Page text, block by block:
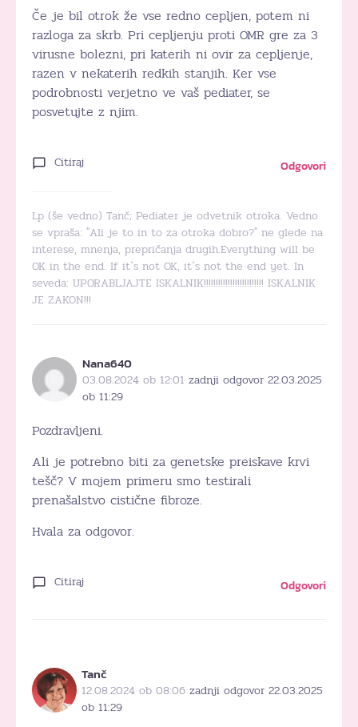
Če je bil otrok že vse redno cepljen, potem ni
razloga za skrb. Pri cepljenju proti OMR gre za 3
virusne bolezni, pri katerih ni ovir za cepljenje,
razen v nekaterih redkih stanjih. Ker vse
podrobnosti verjetno ve vaš pediater, se
posvetujte z njim.
Citiraj Odgovori
Lp (še vedno) Tanč; Pediater je odvetnik otroka. Vedno
se vpraša: "Ali je to in to za otroka dobro?" ne glede na
interese, mnenja, prepričanja drugih.Everything will be
OK in the end. If it`s not OK, it´s not the end yet. In
seveda: UPORABLJAJTE ISKALNIK!!!!!!!!!!!!!!!!!!!!!!!!! ISKALNIK
JE ZAKON!!!
Nana640
03.08.2024 ob 12:01 zadnji odgovor 22.03.2025
ob 11:29
Pozdravljeni.
Ali je potrebno biti za genetske preiskave krvi
tešč? V mojem primeru smo testirali
prenašalstvo cistične fibroze.
Hvala za odgovor.
Citiraj Odgovori
Tanč
12.08.2024 ob 08:06 zadnji odgovor 22.03.2025
ob 11:29